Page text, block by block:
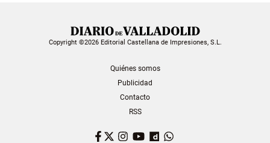
Copyright ©2026 Editorial Castellana de Impresiones, S.L.
Quiénes somos
Publicidad
Contacto
RSS
Facebook
TwitterInstagram
YouTubeDailymotion